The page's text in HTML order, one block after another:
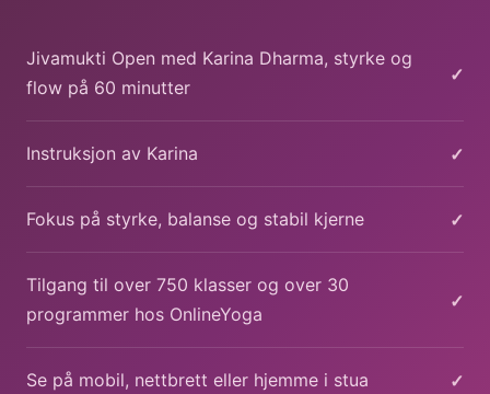
Jivamukti Open med Karina Dharma, styrke og
flow på 60 minutter
✓
Instruksjon av Karina ✓
Fokus på styrke, balanse og stabil kjerne ✓
Tilgang til over 750 klasser og over 30
programmer hos OnlineYoga
✓
Se på mobil, nettbrett eller hjemme i stua ✓